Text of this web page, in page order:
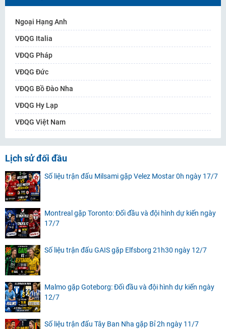
Ngoại Hạng Anh
VĐQG Italia
VĐQG Pháp
VĐQG Đức
VĐQG Bồ Đào Nha
VĐQG Hy Lạp
VĐQG Việt Nam
Lịch sử đối đầu
Số liệu trận đấu Milsami gặp Velez Mostar 0h ngày 17/7
Montreal gặp Toronto: Đối đầu và đội hình dự kiến ngày
17/7
Số liệu trận đấu GAIS gặp Elfsborg 21h30 ngày 12/7
Malmo gặp Goteborg: Đối đầu và đội hình dự kiến ngày
12/7
Số liệu trận đấu Tây Ban Nha gặp Bỉ 2h ngày 11/7